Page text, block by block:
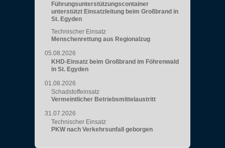
Führungsunterstützungscontainer
unterstützt Einsatzleitung beim Großbrand in
St. Egyden
Technischer Einsatz
Menschenrettung aus Regionalzug
05.08.2026
KHD-Einsatz beim Großbrand im Föhrenwald
in St. Egyden
01.08.2026
Schadstoffeinsatz
Vermeintlicher Betriebsmittelaustritt
31.07.2026
Technischer Einsatz
PKW nach Verkehrsunfall geborgen